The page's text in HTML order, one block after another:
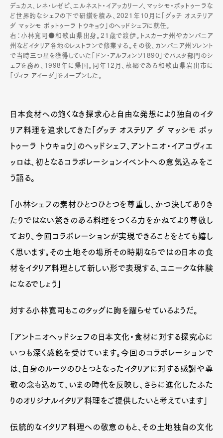
デュカス、レネ・レゼピ、エルネスト・イアッカリーノ、マッシモ・ボットゥーラな
ど世界的なシェフの下で研鑽を積み、2021年10月に「グッチ オステリア
ダ マッシモ ボットゥーラ トウキョウ」のヘッドシェフに就任。
右：小林寛司●和歌山県出身。21歳で渡伊。トスカーナ州やカンパニア
州などイタリア各地のレストランで修業する。その後、カンパニア州ソレント
で当時三つ星を獲得していた「ドン・アルフォンソ1890」でパスタ部門のシ
ェフを務め、1998年に帰国。同年12月、故郷である和歌山県岩出市に
「ヴィラ アイーダ」をオープンした。
日本食材への飽くなき探求心と自由な発想により独自のイタ
リア料理を追求してきた「グッチ オステリア ダ マッシモ ボッ
トゥーラ トウキョウ」のヘッドシェフ、アントニオ・イアコヴィエ
ッロは、初となるコラボレーションイベントへの意気込みをこ
う語る。
「小林シェフの素材ひとつひとつを尊重し、かつ決してありき
たりではない驚きのある料理をつくる力をかねてより尊敬し
ており、今回コラボレーションが実現できることをとても嬉し
く思います。その土地その場所その時期ならではの日本の食
材をイタリア料理として新しい形で表現する、ユニークな体験
になるでしょう」
対する小林寛司もこのタッグに胸を躍らせているようだ。
「アントニオヘッドシェフの日本文化・食材に対する探究心に
いつも深く感銘を受けています。今回のコラボレーションで
は、自身のルーツのひとつとなったイタリアに対する感謝や尊
敬の念も込めて、いまの時代を反映し、さらに進化したふた
りのオリジナルイタリア料理をご提供したいと考えています」
伝統的なイタリア料理への敬意のもと、その土地独自の文化